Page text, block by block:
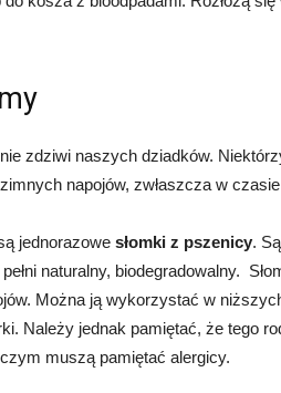
zdziwi naszych dziadków.
napojów, zwłaszcza w
jednorazowe słomki z pszenicy.
naturalny, biodegradowalny.
Można ją wykorzystać w
Należy jednak pamiętać, że tego
muszą pamiętać alergicy.